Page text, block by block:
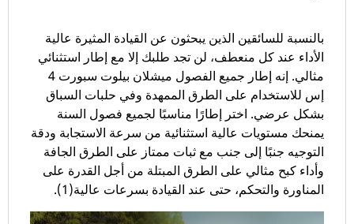
بالنسبة للسائقين الذين يبحثون عن القيادة المثيرة عالية
الأداء عند كل منعطف، لن تجد طلبك إلا مع إطار استثنائي
مثالي. إنه إطار جميع الفصول ميشلان بيلوت سبورت 4
إس للاستخدام على الطرق الممهدة وفي حلبات السباق
بشكل عرضي. اختر إطارًا مناسبًا لجميع فصول السنة
يمنحك مستويات عالية استثنائية من سرعة الاستجابة ودقة
التوجيه جنبًا إلى جنب مع ثبات ممتاز على الطرق الجافة
وأداء كبح مثالي على الطرق المبتلة من أجل القدرة على
المناورة والتحكم، حتى عند القيادة بسرعات عالية(1).